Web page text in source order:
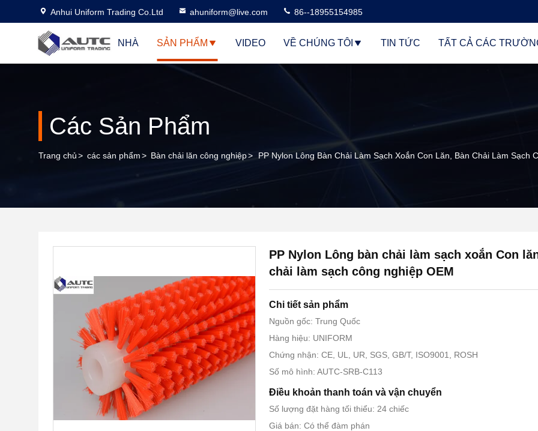
Anhui Uniform Trading Co.Ltd ahuniform@live.com 86--18955154985
NHÀ SẢN PHẨM VIDEO VỀ CHÚNG TÔI TIN TỨC TẤT CẢ CÁC
Các Sản Phẩm
Trang chủ> các sản phẩm> Bàn chải lăn công nghiệp> PP Nylon Lông Bàn Chải Làm Sạch Xoắn Con Lăn, Bàn Chải Làm Sạch
PP Nylon Lông bàn chải làm sạch xoắn Con
chải làm sạch công nghiệp OEM
Chi tiết sản phẩm
Nguồn gốc: Trung Quốc
Hàng hiệu: UNIFORM
Chứng nhận: CE, UL, UR, SGS, GB/T, ISO9001, ROSH
Số mô hình: AUTC-SRB-C113
Điều khoản thanh toán và vận chuyển
Số lượng đặt hàng tối thiểu: 24 chiếc
Giá bán: Có thể đàm phán